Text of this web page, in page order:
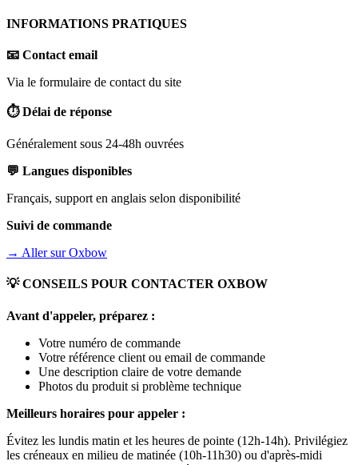
INFORMATIONS PRATIQUES
📧 Contact email
Via le formulaire de contact du site
⏱️ Délai de réponse
Généralement sous 24-48h ouvrées
💬 Langues disponibles
Français, support en anglais selon disponibilité
Suivi de commande
→ Aller surOxbow
💡 CONSEILS POUR CONTACTER OXBOW
Avant d'appeler, préparez :
Votre numéro de commande
Votre référence client ou email de commande
Une description claire de votre demande
Photos du produit si problème technique
Meilleurs horaires pour appeler :
Évitez les lundis matin et les heures de pointe (12h-14h). Privilégiez
les créneaux en milieu de matinée (10h-11h30) ou d'après-midi